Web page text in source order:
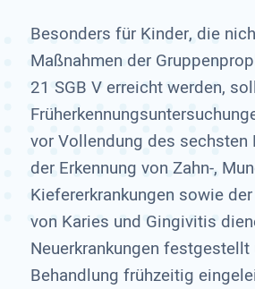
Besonders für Kinder, die
Maßnahmen der
21 SGB V erreicht werden,
vor Vollendung des sechsten
der Erkennung von Zahn-,
Kiefererkrankungen sowie
von Karies und Gingivitis
Neuerkrankungen festgestellt
Behandlung frühzeitig